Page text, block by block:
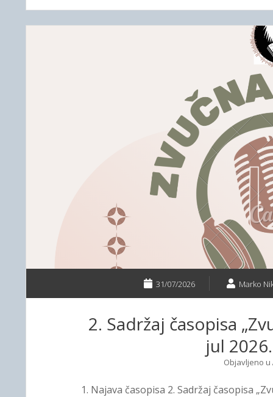
31/07/2026 Marko
2. Sadržaj časopisa
jul
Objavljeno u
1. Najava časopisa 2. Sadržaj časopisa